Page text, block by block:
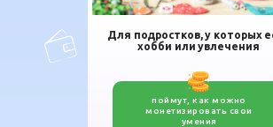
поймут, как можно
монетизировать свои
умения
Для подростков, у которых
хобби или увлечения